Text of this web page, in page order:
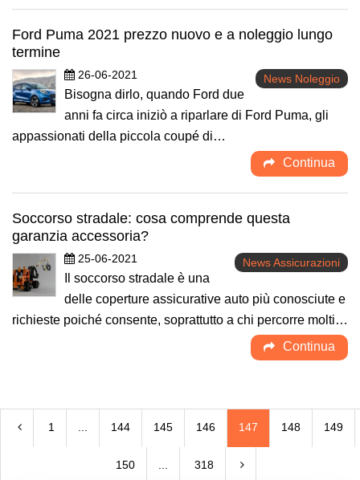
Ford Puma 2021 prezzo nuovo e a noleggio lungo
termine
26-06-2021 News Noleggio
Bisogna dirlo, quando Ford due
anni fa circa iniziò a riparlare di Ford Puma, gli
appassionati della piccola coupé di…
Continua
Soccorso stradale: cosa comprende questa
garanzia accessoria?
25-06-2021 News Assicurazioni
Il soccorso stradale è una
delle coperture assicurative auto più conosciute e
richieste poiché consente, soprattutto a chi percorre molti…
Continua
1 144 145 146 147 148 149
150 318